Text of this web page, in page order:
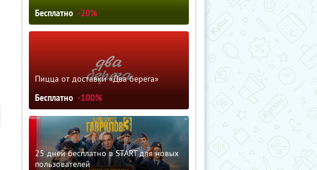
Бесплатно -20%
Пицца от доставки «Два берега»
Бесплатно -100%
25 дней бесплатно в START для новых
пользователей